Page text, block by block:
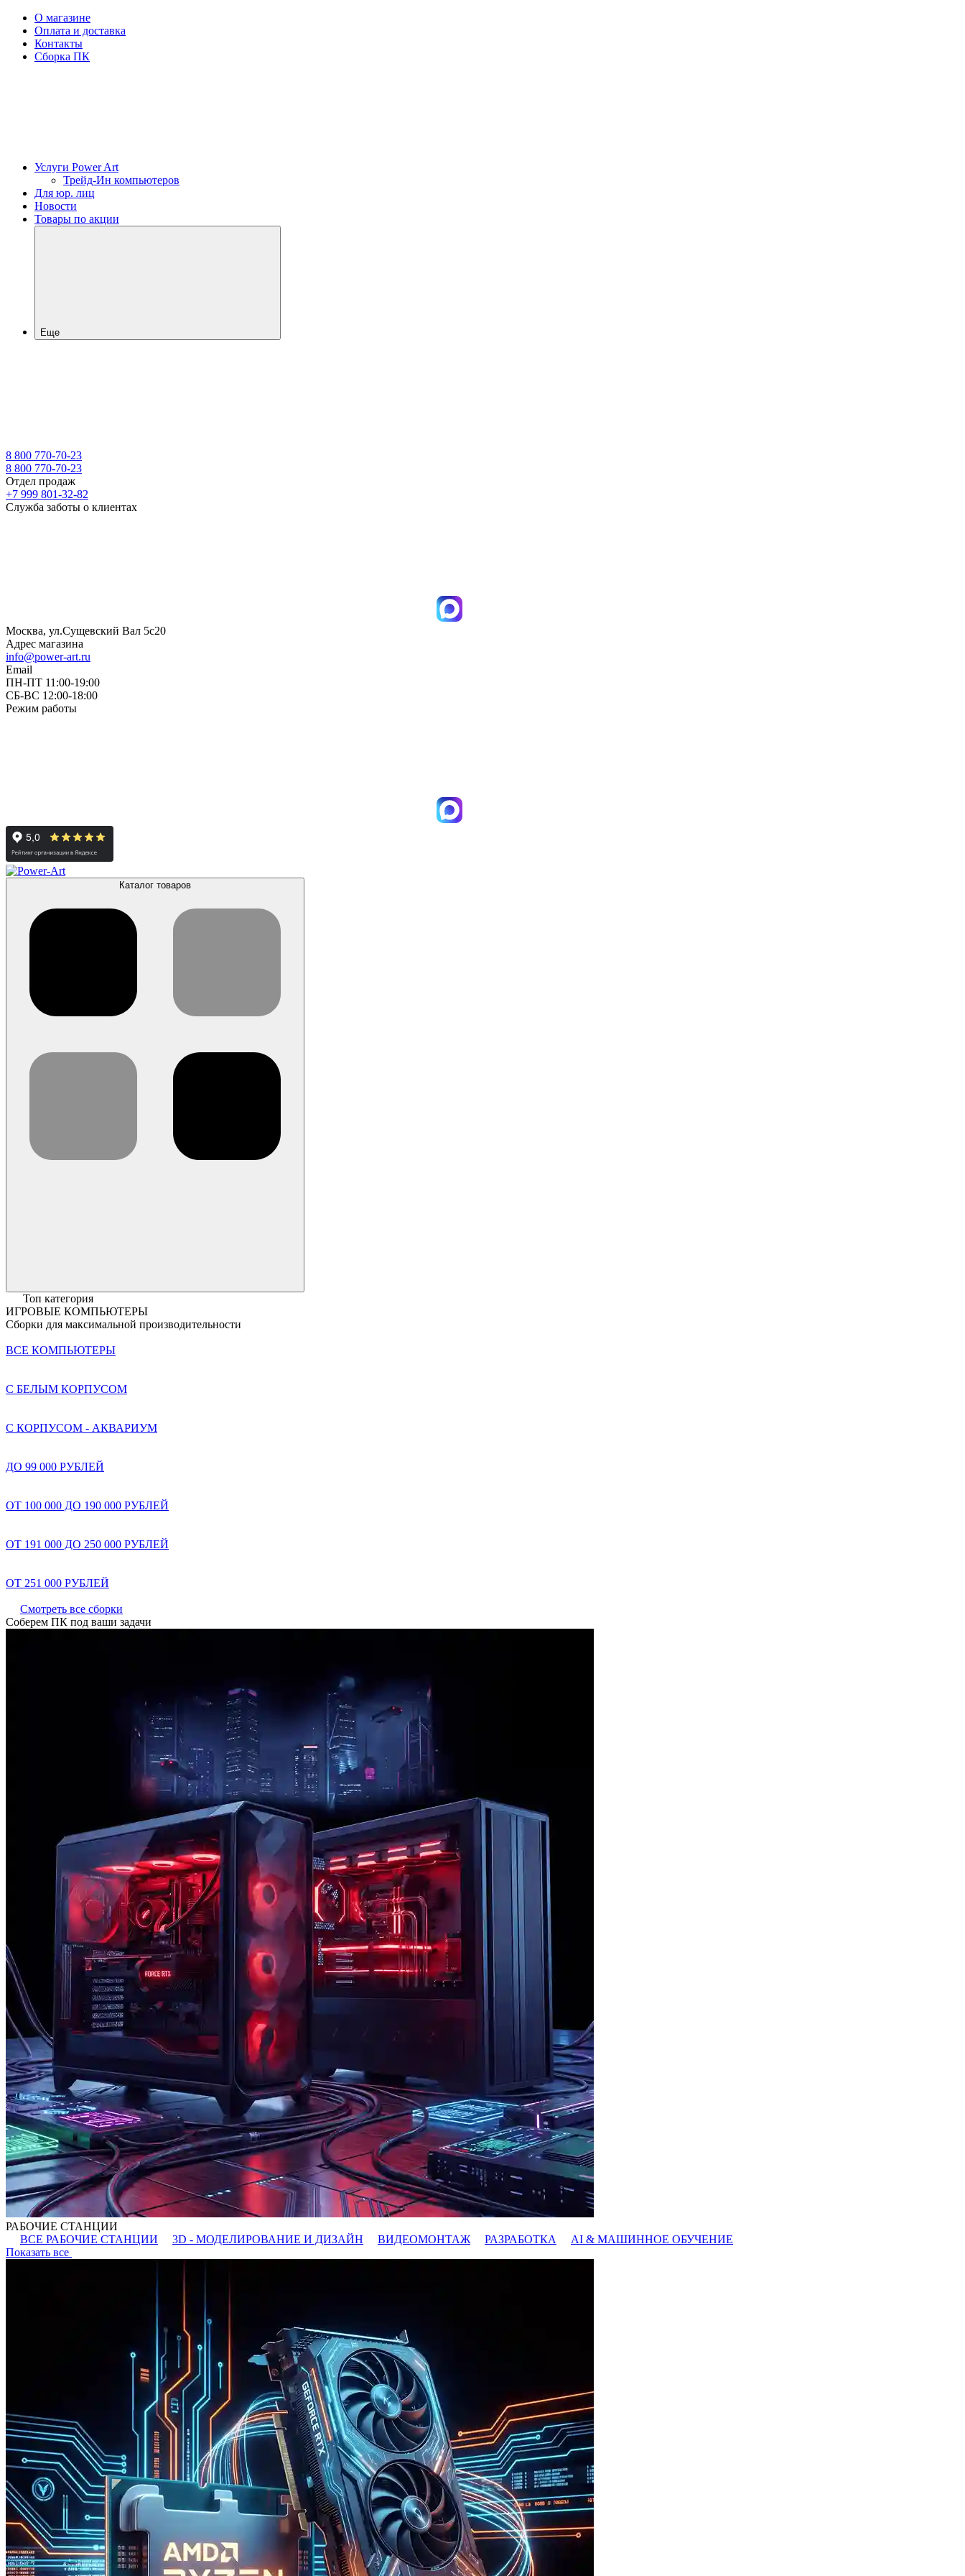
О магазине
Оплата и доставка
Контакты
Сборка ПК
Услуги Power Art
Трейд-Ин компьютеров
Для юр. лиц
Новости
Товары по акции
Еще
8 800 770-70-23
8 800 770-70-23
Отдел продаж
+7 999 801-32-82
Служба заботы о клиентах
Москва, ул.Сущевский Вал 5с20
Адрес магазина
info@power-art.ru
Email
ПН-ПТ 11:00-19:00
СБ-ВС 12:00-18:00
Режим работы
Каталог товаров
Топ категория
ИГРОВЫЕ КОМПЬЮТЕРЫ
Сборки для максимальной производительности
ВСЕ КОМПЬЮТЕРЫ
С БЕЛЫМ КОРПУСОМ
С КОРПУСОМ - АКВАРИУМ
ДО 99 000 РУБЛЕЙ
ОТ 100 000 ДО 190 000 РУБЛЕЙ
ОТ 191 000 ДО 250 000 РУБЛЕЙ
ОТ 251 000 РУБЛЕЙ
Смотреть все сборки
Соберем ПК под ваши задачи
РАБОЧИЕ СТАНЦИИ
ВСЕ РАБОЧИЕ СТАНЦИИ
3D - МОДЕЛИРОВАНИЕ И ДИЗАЙН ВИДЕОМОНТАЖ РАЗРАБОТКА
AI & МАШИННОЕ ОБУЧЕНИЕ
Показать все